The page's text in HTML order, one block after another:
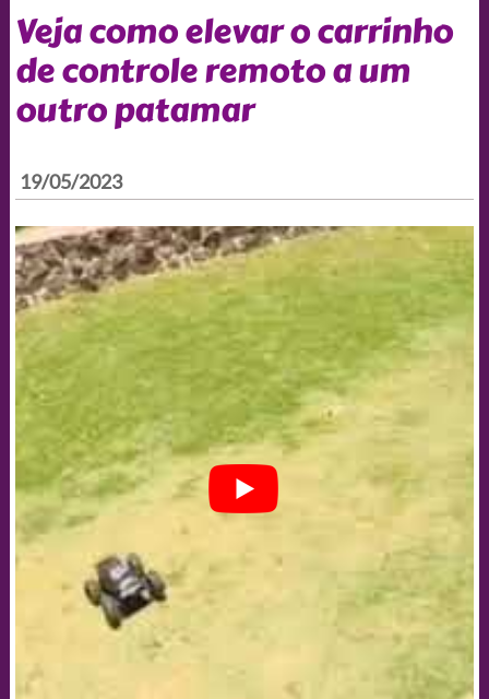
Veja como elevar o carrinho
de controle remoto a um
outro patamar
19/05/2023